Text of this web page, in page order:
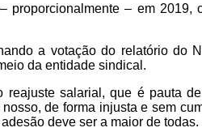
– em
a votação do relatório do
da entidade sindical.
salarial, que é pauta
de forma injusta e sem
deve ser a maior de